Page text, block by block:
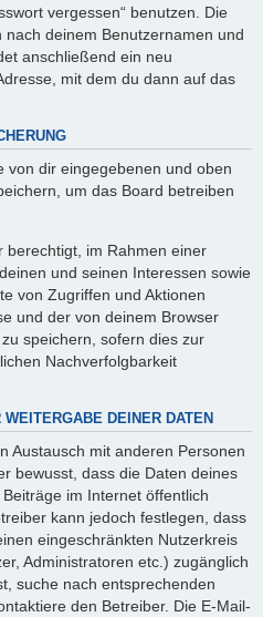
vergessen“ benutzen. Die
deinem Benutzernamen und
anschließend ein neu
mit dem du dann auf das
von dir eingegebenen und oben
um das Board betreiben
berechtigt, im Rahmen einer
und seinen Interessen sowie
von Zugriffen und Aktionen
und der von deinem Browser
speichern, sofern dies zur
Nachverfolgbarkeit
DEINER DATEN
Austausch mit anderen Personen
bewusst, dass die Daten deines
im Internet öffentlich
kann jedoch festlegen, dass
eingeschränkten Nutzerkreis
Administratoren etc.) zugänglich
suche nach entsprechenden
den Betreiber. Die E-Mail-